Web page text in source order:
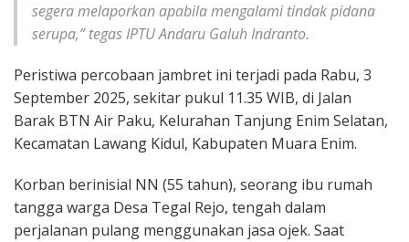
segera melaporkan apabila mengalami tindak pidana
serupa,” tegas IPTU Andaru Galuh Indranto.
Peristiwa percobaan jambret ini terjadi pada Rabu, 3
September 2025, sekitar pukul 11.35 WIB, di Jalan
Barak BTN Air Paku, Kelurahan Tanjung Enim Selatan,
Kecamatan Lawang Kidul, Kabupaten Muara Enim.
Korban berinisial NN (55 tahun), seorang ibu rumah
tangga warga Desa Tegal Rejo, tengah dalam
perjalanan pulang menggunakan jasa ojek. Saat